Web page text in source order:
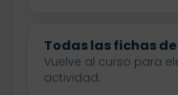
Todas las fichas
Vuelve al curso para
actividad.